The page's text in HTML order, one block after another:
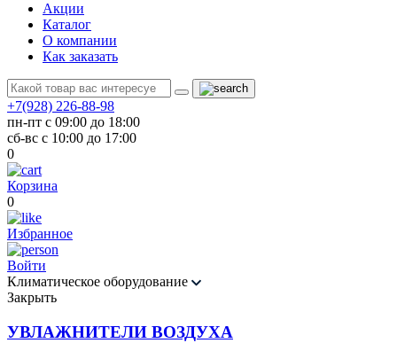
Акции
Каталог
О компании
Как заказать
+7(928) 226-88-98
пн-пт с 09:00 до 18:00
сб-вс с 10:00 до 17:00
0
Корзина
0
Избранное
Войти
Климатическое оборудование
Закрыть
УВЛАЖНИТЕЛИ ВОЗДУХА